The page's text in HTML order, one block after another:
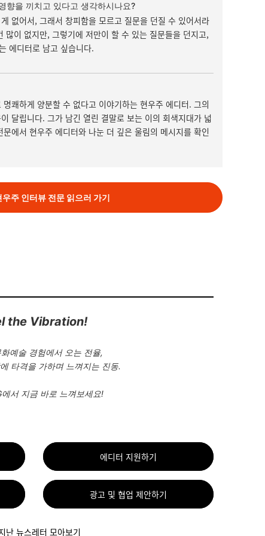
향을 끼치고 있다고 생각하시나요?
없어서, 그래서 창피함을 모르고 질문을 던질 수 있어서라
많이 없지만, 그렇기에 저만이 할 수 있는 질문들을 던지고,
에디터로 남고 싶습니다.
쾌하게 양분할 수 없다고 이야기하는 현우주 에디터. 그의
달립니다. 그가 남긴 열린 결말로 보는 이의 회색지대가 넓
에서 현우주 에디터와 나눈 더 깊은 울림의 메시지를 확인
주 인터뷰 전문 읽으러 가기
the Vibration!
예술 경험에서 오는 전율,
타격을 가하며 느껴지는 진동.
에서 지금 바로 느껴보세요!
에디터 지원하기
광고 및 협업 제안하기
난 뉴스레터 모아보기